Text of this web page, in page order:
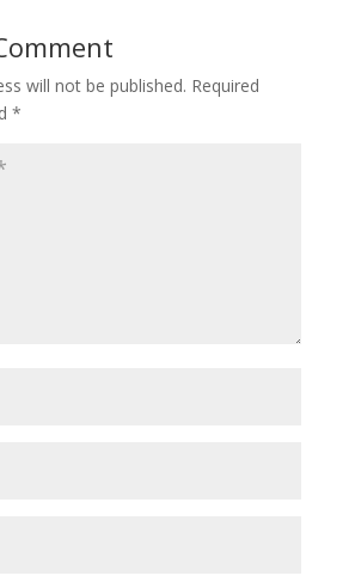
will not be published. Required
*